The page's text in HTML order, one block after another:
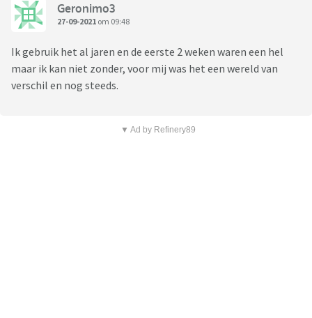
Geronimo3
27-09-2021 om 09:48
Ik gebruik het al jaren en de eerste 2 weken waren een hel
maar ik kan niet zonder, voor mij was het een wereld van
verschil en nog steeds.
▼ Ad by Refinery89